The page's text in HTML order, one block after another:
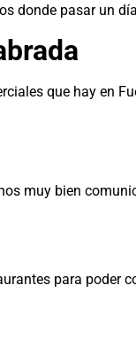
donde pasar un
que hay en
muy bien
para poder